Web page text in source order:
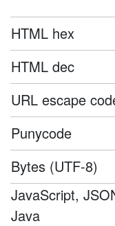
HTML hex
HTML dec
URL escape
Punycode
Bytes (UTF-8)
JavaScript,
Java